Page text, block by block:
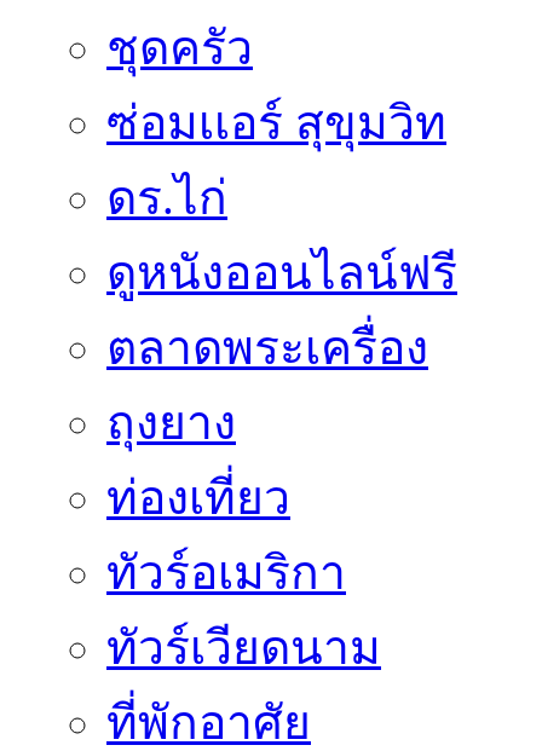
ชุดครัว
ซ่อมเเอร์ สุขุมวิท
ดร.ไก่
ดูหนังออนไลน์ฟรี
ตลาดพระเครื่อง
ถุงยาง
ท่องเที่ยว
ทัวร์อเมริกา
ทัวร์เวียดนาม
ที่พักอาศัย